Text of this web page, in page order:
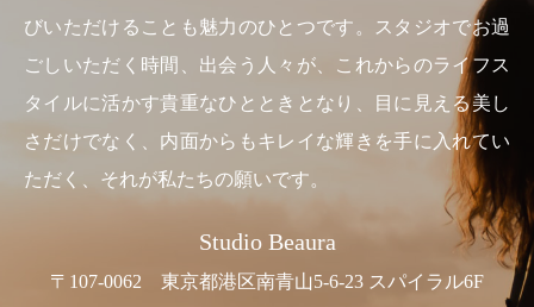
びいただけることも魅力のひとつです。スタジオでお過
ごしいただく時間、出会う人々が、これからのライフス
タイルに活かす貴重なひとときとなり、目に見える美し
さだけでなく、内面からもキレイな輝きを手に入れてい
ただく、それが私たちの願いです。
Studio Beaura
〒107-0062 東京都港区南青山5-6-23 スパイラル6F